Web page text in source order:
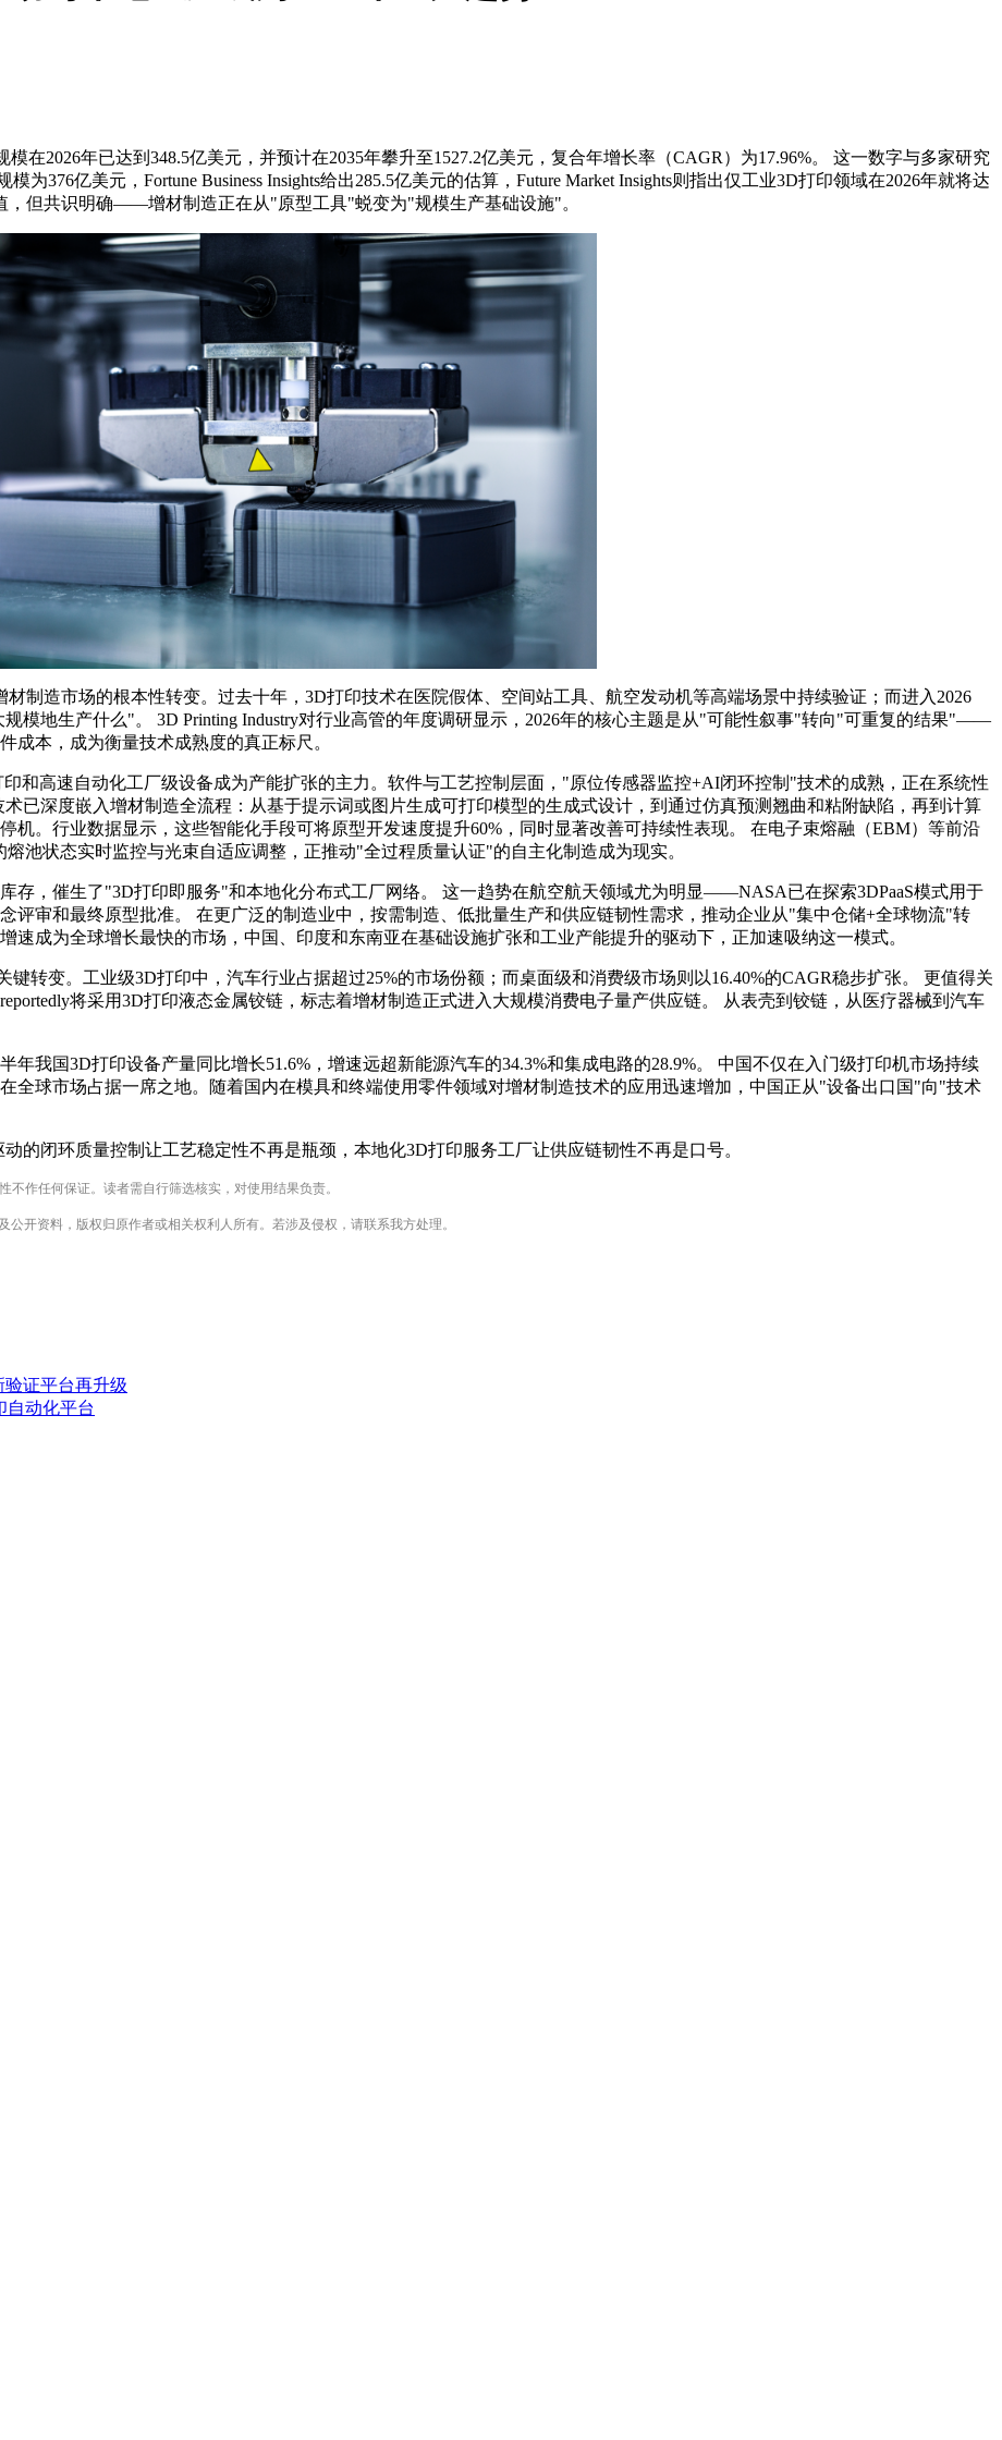
模在2026年已达到348.5亿美元，并预计在2035年攀升至1527.2亿美元，复合年增长率（CAGR）为17.96%。 这一数字与多家研究
为376亿美元，Fortune Business Insights给出285.5亿美元的估算，Future Market Insights则指出仅工业3D打印领域在2026年就将达
，但共识明确——增材制造正在从"原型工具"蜕变为"规模生产基础设施"。
制造市场的根本性转变。过去十年，3D打印技术在医院假体、空间站工具、航空发动机等高端场景中持续验证；而进入2026
模地生产什么"。 3D Printing Industry对行业高管的年度调研显示，2026年的核心主题是从"可能性叙事"转向"可重复的结果"——
成本，成为衡量技术成熟度的真正标尺。
和高速自动化工厂级设备成为产能扩张的主力。软件与工艺控制层面，"原位传感器监控+AI闭环控制"技术的成熟，正在系统性
已深度嵌入增材制造全流程：从基于提示词或图片生成可打印模型的生成式设计，到通过仿真预测翘曲和粘附缺陷，再到计算
机。行业数据显示，这些智能化手段可将原型开发速度提升60%，同时显著改善可持续性表现。 在电子束熔融（EBM）等前沿
池状态实时监控与光束自适应调整，正推动"全过程质量认证"的自主化制造成为现实。
存，催生了"3D打印即服务"和本地化分布式工厂网络。 这一趋势在航空航天领域尤为明显——NASA已在探索3DPaaS模式用于
评审和最终原型批准。 在更广泛的制造业中，按需制造、低批量生产和供应链韧性需求，推动企业从"集中仓储+全球物流"转
速成为全球增长最快的市场，中国、印度和东南亚在基础设施扩张和工业产能提升的驱动下，正加速吸纳这一模式。
转变。工业级3D打印中，汽车行业占据超过25%的市场份额；而桌面级和消费级市场则以16.40%的CAGR稳步扩张。 更值得关
将采用3D打印液态金属铰链，标志着增材制造正式进入大规模消费电子量产供应链。 从表壳到铰链，从医疗器械到汽车
年我国3D打印设备产量同比增长51.6%，增速远超新能源汽车的34.3%和集成电路的28.9%。 中国不仅在入门级打印机市场持续
全球市场占据一席之地。随着国内在模具和终端使用零件领域对增材制造技术的应用迅速增加，中国正从"设备出口国"向"技术
的闭环质量控制让工艺稳定性不再是瓶颈，本地化3D打印服务工厂让供应链韧性不再是口号。
作任何保证。读者需自行筛选核实，对使用结果负责。
开资料，版权归原作者或相关权利人所有。若涉及侵权，请联系我方处理。
证平台再升级
自动化平台